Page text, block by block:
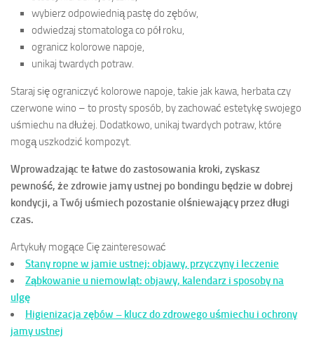
wybierz odpowiednią pastę do zębów,
odwiedzaj stomatologa co pół roku,
ogranicz kolorowe napoje,
unikaj twardych potraw.
Staraj się ograniczyć kolorowe napoje, takie jak kawa, herbata czy
czerwone wino – to prosty sposób, by zachować estetykę swojego
uśmiechu na dłużej. Dodatkowo, unikaj twardych potraw, które
mogą uszkodzić kompozyt.
Wprowadzając te łatwe do zastosowania kroki, zyskasz
pewność, że zdrowie jamy ustnej po bondingu będzie w dobrej
kondycji, a Twój uśmiech pozostanie olśniewający przez długi
czas.
Artykuły mogące Cię zainteresować
Stany ropne w jamie ustnej: objawy, przyczyny i leczenie
Ząbkowanie u niemowląt: objawy, kalendarz i sposoby na
ulgę
Higienizacja zębów – klucz do zdrowego uśmiechu i ochrony
jamy ustnej